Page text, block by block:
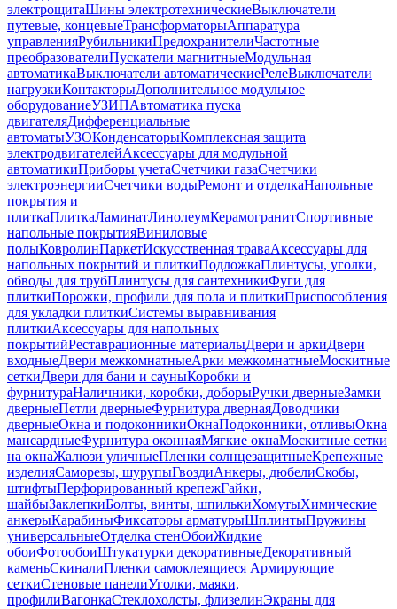
электрощитаШины электротехническиеВыключатели
путевые, концевыеТрансформаторыАппаратура
управленияРубильникиПредохранителиЧастотные
преобразователиПускатели магнитныеМодульная
автоматикаВыключатели автоматическиеРелеВыключатели
нагрузкиКонтакторыДополнительное модульное
оборудованиеУЗИПАвтоматика пуска
двигателяДифференциальные
автоматыУЗОКонденсаторыКомплексная защита
электродвигателейАксессуары для модульной
автоматикиПриборы учетаСчетчики газаСчетчики
электроэнергииСчетчики водыРемонт и отделкаНапольные
покрытия и
плиткаПлиткаЛаминатЛинолеумКерамогранитСпортивные
напольные покрытияВиниловые
полыКовролинПаркетИскусственная траваАксессуары для
напольных покрытий и плиткиПодложкаПлинтусы, уголки,
обводы для трубПлинтусы для сантехникиФуги для
плиткиПорожки, профили для пола и плиткиПриспособления
для укладки плиткиСистемы выравнивания
плиткиАксессуары для напольных
покрытийРеставрационные материалыДвери и аркиДвери
входныеДвери межкомнатныеАрки межкомнатныеМоскитные
сеткиДвери для бани и сауныКоробки и
фурнитураНаличники, коробки, доборыРучки дверныеЗамки
дверныеПетли дверныеФурнитура двернаяДоводчики
дверныеОкна и подоконникиОкнаПодоконники, отливыОкна
мансардныеФурнитура оконнаяМягкие окнаМоскитные сетки
на окнаЖалюзи уличныеПленки солнцезащитныеКрепежные
изделияСаморезы, шурупыГвоздиАнкеры, дюбелиСкобы,
штифтыПерфорированный крепежГайки,
шайбыЗаклепкиБолты, винты, шпилькиХомутыХимические
анкерыКарабиныФиксаторы арматурыШплинтыПружины
универсальныеОтделка стенОбоиЖидкие
обоиФотообоиШтукатурки декоративныеДекоративный
каменьСкиналиПленки самоклеящиеся Армирующие
сеткиСтеновые панелиУголки, маяки,
профилиВагонкаСтеклохолсты, флизелинЭкраны для